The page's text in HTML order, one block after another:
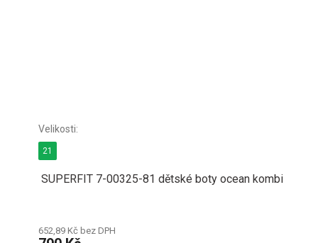
SUPERFIT 7-00325-81 dětské boty ocean kombi
652,89 Kč bez DPH
21